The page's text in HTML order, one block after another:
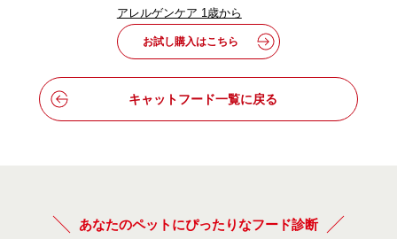
アレルゲンケア 1歳から
お試し購入はこちら
キャットフード一覧に戻る
あなたのペットにぴったりなフード診断